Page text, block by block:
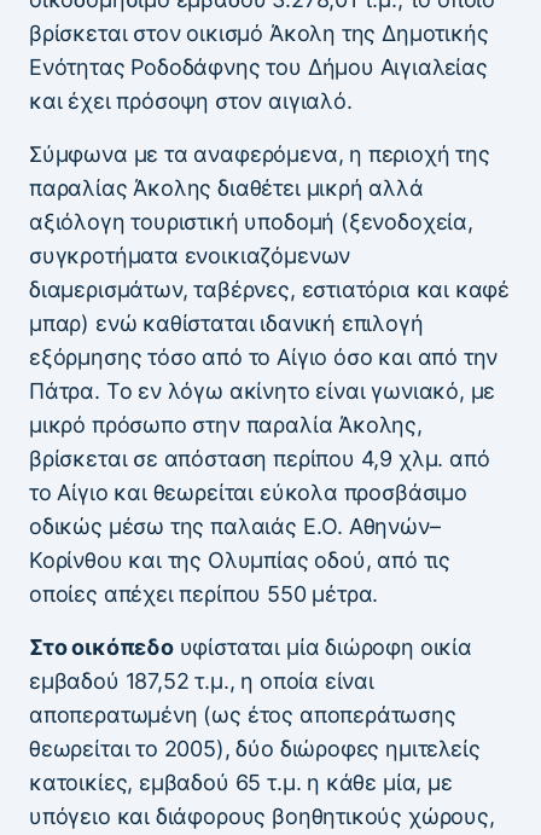
βρίσκεται στον οικισμό Άκολη της Δημοτικής
Ενότητας Ροδοδάφνης του Δήμου Αιγιαλείας
και έχει πρόσοψη στον αιγιαλό.
Σύμφωνα με τα αναφερόμενα, η περιοχή της
παραλίας Άκολης διαθέτει μικρή αλλά
αξιόλογη τουριστική υποδομή (ξενοδοχεία,
συγκροτήματα ενοικιαζόμενων
διαμερισμάτων, ταβέρνες, εστιατόρια και καφέ
μπαρ) ενώ καθίσταται ιδανική επιλογή
εξόρμησης τόσο από το Αίγιο όσο και από την
Πάτρα. Το εν λόγω ακίνητο είναι γωνιακό, με
μικρό πρόσωπο στην παραλία Άκολης,
βρίσκεται σε απόσταση περίπου 4,9 χλμ. από
το Αίγιο και θεωρείται εύκολα προσβάσιμο
οδικώς μέσω της παλαιάς Ε.Ο. Αθηνών–
Κορίνθου και της Ολυμπίας οδού, από τις
οποίες απέχει περίπου 550 μέτρα.
Στο οικόπεδουφίσταται μία διώροφη οικία
εμβαδού 187,52 τ.μ., η οποία είναι
αποπερατωμένη (ως έτος αποπεράτωσης
θεωρείται το 2005), δύο διώροφες ημιτελείς
κατοικίες, εμβαδού 65 τ.μ. η κάθε μία, με
υπόγειο και διάφορους βοηθητικούς χώρους,